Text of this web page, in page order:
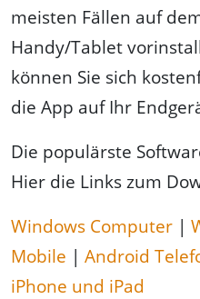
meisten Fällen auf
Handy/Tablet
können Sie sich
die App auf Ihr
Die populärste
Hier die Links zum
Windows Computer |
Mobile | Android
iPhone und iPad